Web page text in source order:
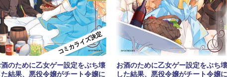
コミカライズ決定
のために乙女ゲー設定をぶち壊
結果、悪役令嬢がチート令嬢に
お酒のために乙女ゲー設定をぶち壊
した結果、悪役令嬢がチート令嬢に